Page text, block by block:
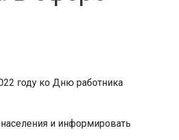
году ко Дню работника
и информировать